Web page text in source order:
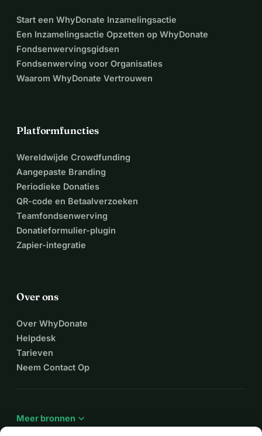
Start een WhyDonate Inzamelingsactie
Een Inzamelingsactie Opzetten op WhyDonate
Fondsenwervingsgidsen
Fondsenwerving voor Organisaties
Waarom WhyDonate Vertrouwen
Platformfuncties
Wereldwijde Crowdfunding
Aangepaste Branding
Periodieke Donaties
QR-code en Betaalverzoeken
Teamfondsenwerving
Donatieformulier-plugin
Zapier-integratie
Over ons
Over WhyDonate
Helpdesk
Tarieven
Neem Contact Op
Meer bronnen expand_more